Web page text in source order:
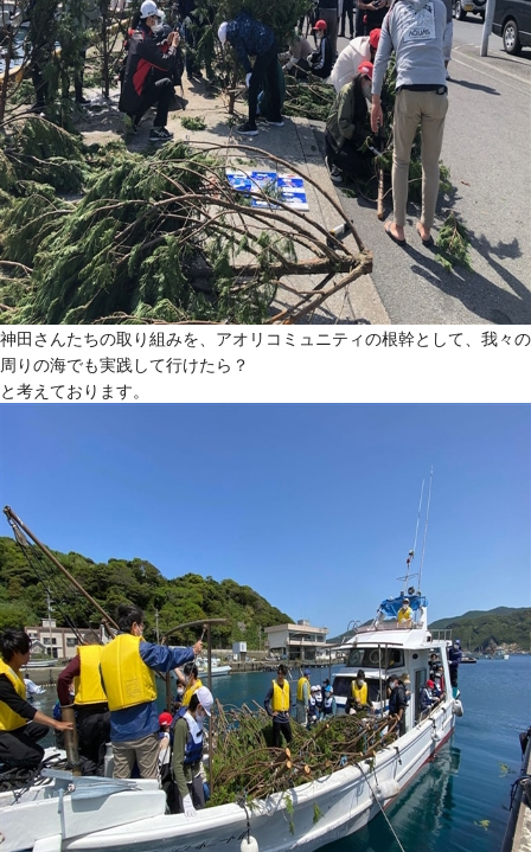
神田さんたちの取り組みを、アオリコミュニティの根幹として、我々の
周りの海でも実践して行けたら？
と考えております。